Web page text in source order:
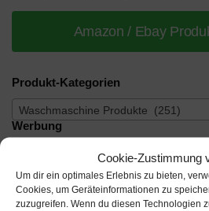
Cookie-Zustimmung
Um dir ein optimales Erlebnis zu bieten,
Cookies, um Geräteinformationen zu
zuzugreifen. Wenn du diesen Technologien
Amazon / Ebay
Produkt-Kategorien
Waschmaschine Produkte (251)
Werbung
Werbung